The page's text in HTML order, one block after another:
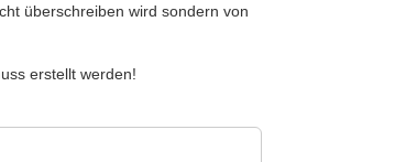
überschreiben wird sondern von
erstellt werden!